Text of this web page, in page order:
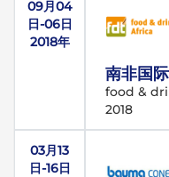
09月04
日-06日
2018年
南非国
food &
2018
03月13
日-16日